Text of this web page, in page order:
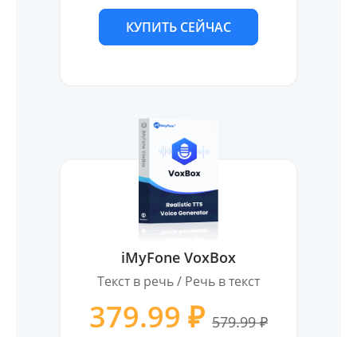
КУПИТЬ СЕЙЧАС
iMyFone VoxBox
Текст в речь / Речь в текст
379.99 ₽ 579.99 ₽